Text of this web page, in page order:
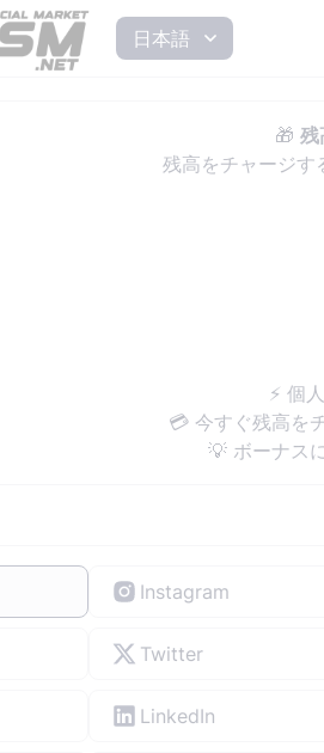
日本語
🎁 残
残高をチャージす
⚡ 個
💳 今すぐ残高を
💡 ボーナス
Instagram
Twitter
LinkedIn